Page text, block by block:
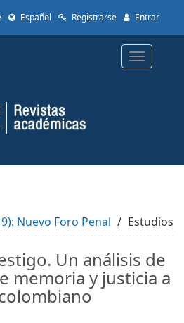
Español Registrarse Entrar
Toggle
Nuevo Foro Penal
Estudios
Un análisis de
memoria y justicia a